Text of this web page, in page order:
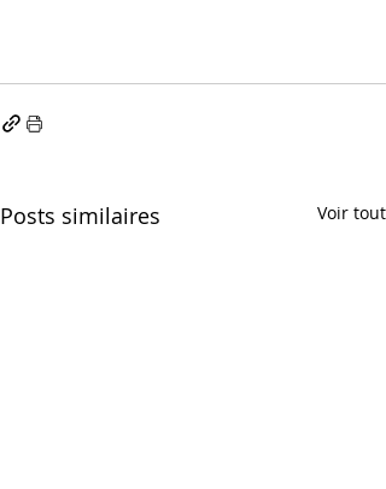
Posts similaires Voir tout